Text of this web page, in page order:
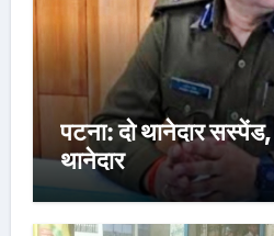
पटना: दो थानेदार
थानेदार